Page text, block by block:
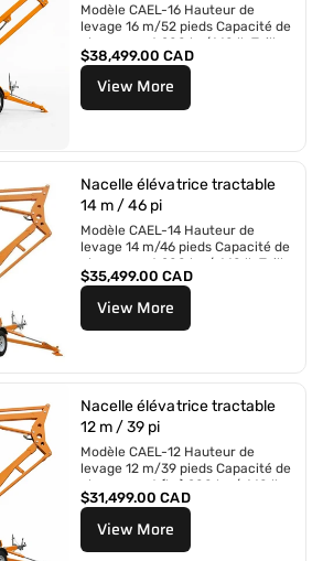
e
r
Modèle CAEL-16 Hauteur de
levage 16 m/52 pieds Capacité de
chargement 200 kg/440 lb Taille
de la plate-forme...
P
r
x
u
e
r
$38,499.00 CAD
View More
Nacelle élévatrice tractable
14 m / 46 pi
Modèle CAEL-14 Hauteur de
levage 14 m/46 pieds Capacité de
chargement 200 kg / 440 lb Taille
de...
P
r
x
u
e
r
$35,499.00 CAD
View More
Nacelle élévatrice tractable
12 m / 39 pi
Modèle CAEL-12 Hauteur de
levage 12 m/39 pieds Capacité de
chargement (kg) 200 kg / 440 lb
Taille...
P
r
x
$31,499.00 CAD
View More